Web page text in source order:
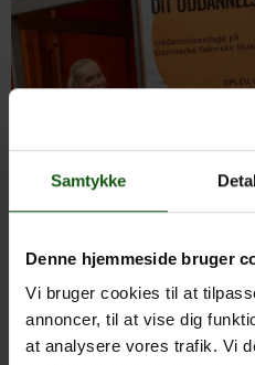
Samtykke
Denne hjemmeside bruger
Vi bruger cookies til at
annoncer, til at vise dig
at analysere vores trafik. Vi
Tirsdag d. 21. september
Danmarks Tekniske Museum